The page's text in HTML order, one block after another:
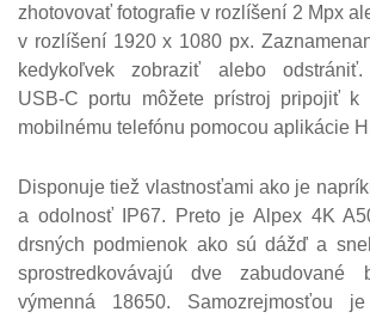
zhotovovať fotografie v rozlíšení 2 Mpx
v rozlíšení 1920 x 1080 px.
kedykoľvek zobraziť alebo odstrániť.
USB-C portu môžete prístroj pripojiť k
mobilnému telefónu pomocou aplikácie
Disponuje tiež vlastnosťami ako je
a odolnosť IP67. Preto je Alpex 4K
drsných podmienok ako sú dážď a
sprostredkovávajú dve
výmenná 18650. Samozrejmosťou